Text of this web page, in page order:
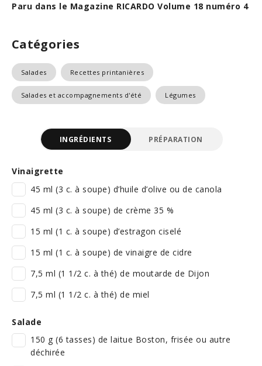
Paru dans le Magazine RICARDO Volume 18 numéro 4
Catégories
Salades Recettes printanières
Salades et accompagnements d'été Légumes
INGRÉDIENTS PRÉPARATION
Vinaigrette
45 ml (3 c. à soupe) d’huile d’olive ou de canola
45 ml (3 c. à soupe) de crème 35 %
15 ml (1 c. à soupe) d’estragon ciselé
15 ml (1 c. à soupe) de vinaigre de cidre
7,5 ml (1 1/2 c. à thé) de moutarde de Dijon
7,5 ml (1 1/2 c. à thé) de miel
Salade
150 g (6 tasses) de laitue Boston, frisée ou autre
déchirée